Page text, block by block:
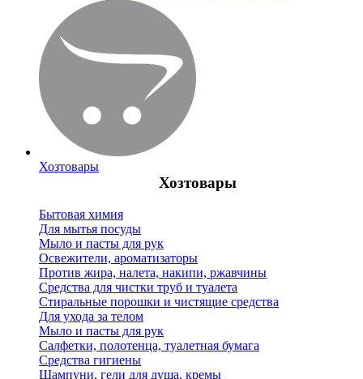
Хозтовары
Хозтовары
Бытовая химия
Для мытья посуды
Мыло и пасты для рук
Освежители, ароматизаторы
Против жира, налета, накипи, ржавчины
Средства для чистки труб и туалета
Стиральные порошки и чистящие средства
Для ухода за телом
Мыло и пасты для рук
Салфетки, полотенца, туалетная бумага
Средства гигиены
Шампуни, гели для душа, кремы